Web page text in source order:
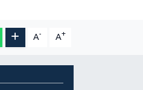
A- A+